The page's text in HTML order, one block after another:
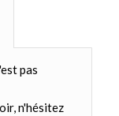
pas
n'hésitez